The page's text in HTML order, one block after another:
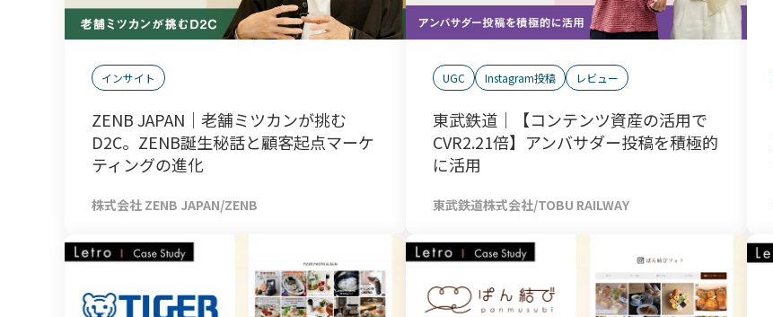
インサイト
ZENB JAPAN｜老舗ミツカンが挑む
D2C。ZENB誕生秘話と顧客起点マーケ
ティングの進化
株式会社 ZENB JAPAN/ZENB
UGC Instagram投稿 レビュー
東武鉄道｜【コンテンツ資産の活用で
CVR2.21倍】アンバサダー投稿を積極的
に活用
東武鉄道株式会社/TOBU RAILWAY